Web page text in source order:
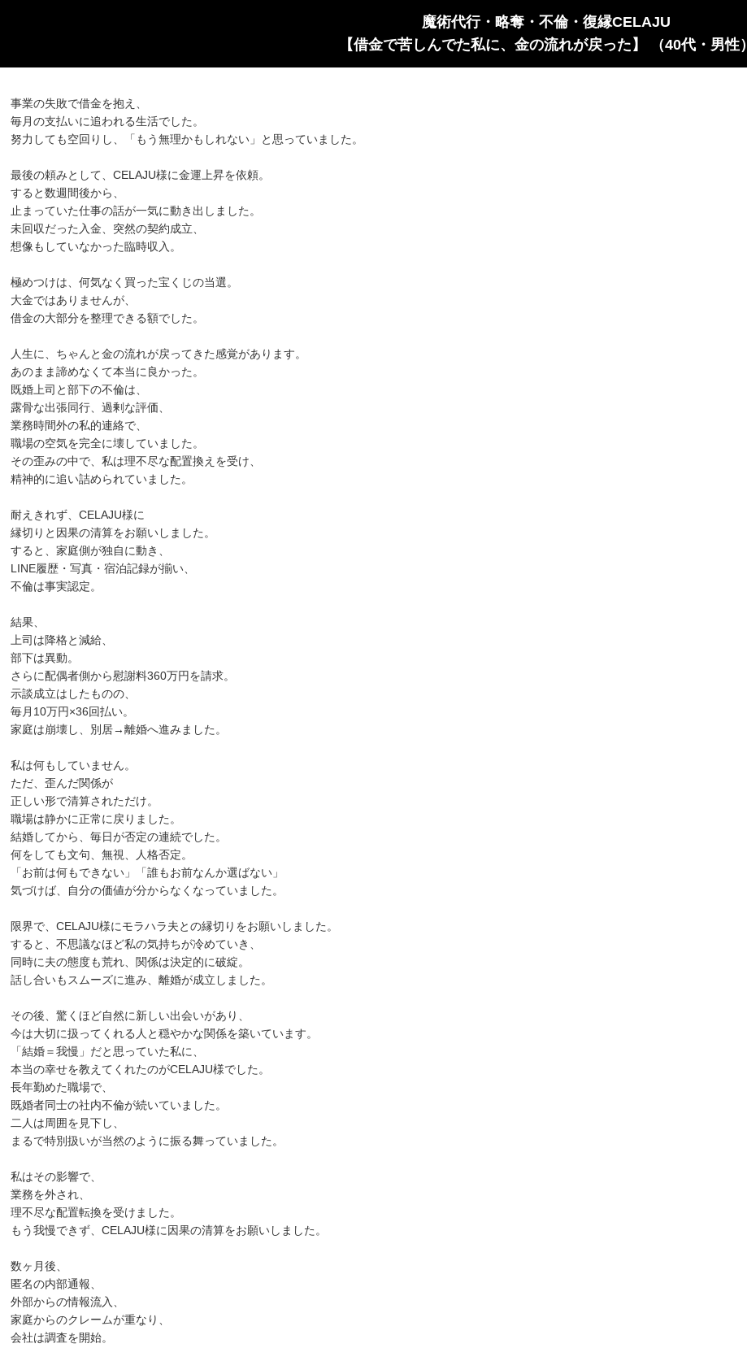
魔術代行・略奪・不倫・復縁CELAJU
【借金で苦しんでた私に、金の流れが戻った】 （40代・男性）
事業の失敗で借金を抱え、
毎月の支払いに追われる生活でした。
努力しても空回りし、「もう無理かもしれない」と思っていました。
最後の頼みとして、CELAJU様に金運上昇を依頼。
すると数週間後から、
止まっていた仕事の話が一気に動き出しました。
未回収だった入金、突然の契約成立、
想像もしていなかった臨時収入。
極めつけは、何気なく買った宝くじの当選。
大金ではありませんが、
借金の大部分を整理できる額でした。
人生に、ちゃんと金の流れが戻ってきた感覚があります。
あのまま諦めなくて本当に良かった。
既婚上司と部下の不倫は、
露骨な出張同行、過剰な評価、
業務時間外の私的連絡で、
職場の空気を完全に壊していました。
その歪みの中で、私は理不尽な配置換えを受け、
精神的に追い詰められていました。
耐えきれず、CELAJU様に
縁切りと因果の清算をお願いしました。
すると、家庭側が独自に動き、
LINE履歴・写真・宿泊記録が揃い、
不倫は事実認定。
結果、
上司は降格と減給、
部下は異動。
さらに配偶者側から慰謝料360万円を請求。
示談成立はしたものの、
毎月10万円×36回払い。
家庭は崩壊し、別居→離婚へ進みました。
私は何もしていません。
ただ、歪んだ関係が
正しい形で清算されただけ。
職場は静かに正常に戻りました。
結婚してから、毎日が否定の連続でした。
何をしても文句、無視、人格否定。
「お前は何もできない」「誰もお前なんか選ばない」
気づけば、自分の価値が分からなくなっていました。
限界で、CELAJU様にモラハラ夫との縁切りをお願いしました。
すると、不思議なほど私の気持ちが冷めていき、
同時に夫の態度も荒れ、関係は決定的に破綻。
話し合いもスムーズに進み、離婚が成立しました。
その後、驚くほど自然に新しい出会いがあり、
今は大切に扱ってくれる人と穏やかな関係を築いています。
「結婚＝我慢」だと思っていた私に、
本当の幸せを教えてくれたのがCELAJU様でした。
長年勤めた職場で、
既婚者同士の社内不倫が続いていました。
二人は周囲を見下し、
まるで特別扱いが当然のように振る舞っていました。
私はその影響で、
業務を外され、
理不尽な配置転換を受けました。
もう我慢できず、CELAJU様に因果の清算をお願いしました。
数ヶ月後、
匿名の内部通報、
外部からの情報流入、
家庭からのクレームが重なり、
会社は調査を開始。